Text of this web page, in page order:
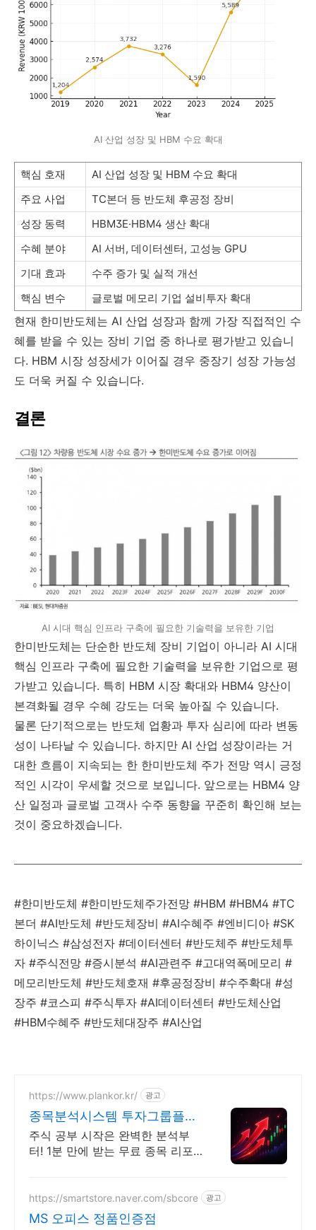
AI 산업 성장 및 HBM 수요 확대
핵심 호재
AI 산업 성장 및 HBM 수요 확대
주요 사업
TC본더 등 반도체 후공정 장비
성장 동력
HBM3E·HBM4 생산 확대
수혜 분야
AI 서버, 데이터센터, 고성능 GPU
기대 효과
수주 증가 및 실적 개선
핵심 변수
글로벌 메모리 기업 설비투자 확대
현재 한미반도체는 AI 산업 성장과 함께 가장 직접적인 수
혜를 받을 수 있는 장비 기업 중 하나로 평가받고 있습니
다. HBM 시장 성장세가 이어질 경우 중장기 성장 가능성
도 더욱 커질 수 있습니다.
결론
AI 시대 핵심 인프라 구축에 필요한 기술력을 보유한 기업
한미반도체는 단순한 반도체 장비 기업이 아니라 AI 시대
핵심 인프라 구축에 필요한 기술력을 보유한 기업으로 평
가받고 있습니다. 특히 HBM 시장 확대와 HBM4 양산이
본격화될 경우 수혜 강도는 더욱 높아질 수 있습니다.
물론 단기적으로는 반도체 업황과 투자 심리에 따라 변동
성이 나타날 수 있습니다. 하지만 AI 산업 성장이라는 거
대한 흐름이 지속되는 한 한미반도체 주가 전망 역시 긍정
적인 시각이 우세할 것으로 보입니다. 앞으로는 HBM4 양
산 일정과 글로벌 고객사 수주 동향을 꾸준히 확인해 보는
것이 중요하겠습니다.
#한미반도체 #한미반도체주가전망 #HBM #HBM4 #TC
본더 #AI반도체 #반도체장비 #AI수혜주 #엔비디아 #SK
하이닉스 #삼성전자 #데이터센터 #반도체주 #반도체투
자 #주식전망 #증시분석 #AI관련주 #고대역폭메모리 #
메모리반도체 #반도체호재 #후공정장비 #수주확대 #성
장주 #코스피 #주식투자 #AI데이터센터 #반도체산업
#HBM수혜주 #반도체대장주 #AI산업
https://www.plankor.kr/ 광고
종목분석시스템 투자그룹플랜
가입즉시 무료리포트 100%
주식 공부 시작은 완벽한 분석부
터! 1분 만에 받는 무료 종목 리포
https://smartstore.naver.com/sbcore 광고
MS 오피스 정품인증점